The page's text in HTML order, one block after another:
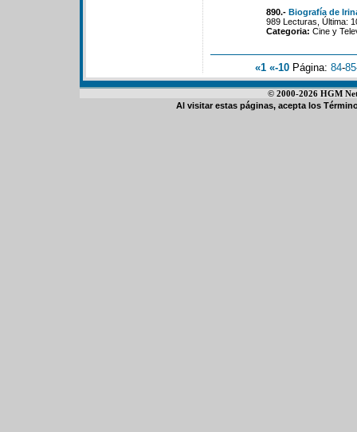
890.- Biografía de
989 Lecturas, Última:
Categoria: Cine y
«1 «-10 Página: 84-85
© 2000-2026 HGM
Al visitar estas páginas, acepta los